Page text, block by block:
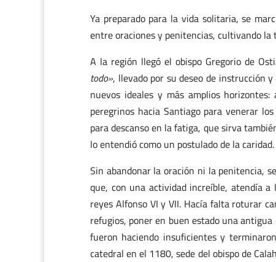
Ya preparado para la vida solitaria, se
entre oraciones y penitencias, cultivando
A la región llegó el obispo Gregorio de
todo», llevado por su deseo de instrucción
nuevos ideales y más amplios
peregrinos hacia Santiago para venerar
para descanso en la fatiga, que sirva
lo entendió como un postulado de la caridad.
Sin abandonar la oración ni la penitencia,
que, con una actividad increíble, atendía a
reyes Alfonso VI y VII. Hacía falta roturar
refugios, poner en buen estado una
fueron haciendo insuficientes y
catedral en el 1180, sede del obispo de